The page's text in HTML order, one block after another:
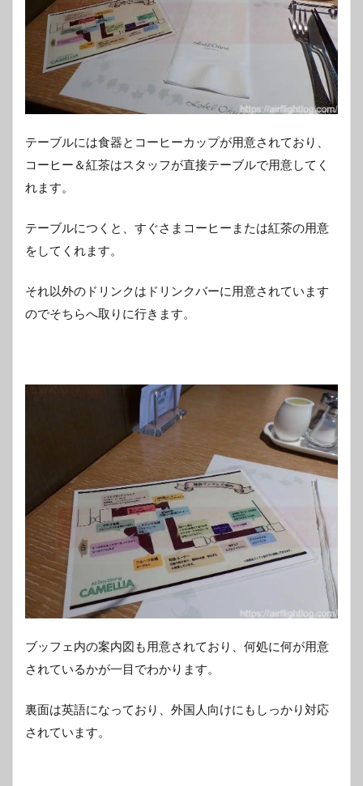
テーブルには食器とコーヒーカップが用意されており、
コーヒー＆紅茶はスタッフが直接テーブルで用意してく
れます。
テーブルにつくと、すぐさまコーヒーまたは紅茶の用意
をしてくれます。
それ以外のドリンクはドリンクバーに用意されています
のでそちらへ取りに行きます。
ブッフェ内の案内図も用意されており、何処に何が用意
されているかが一目でわかります。
裏面は英語になっており、外国人向けにもしっかり対応
されています。